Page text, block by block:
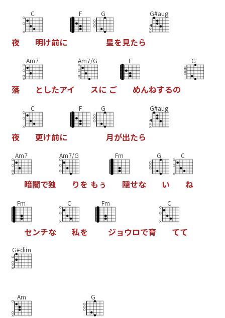
夜
C
明け前に
F G
星を見たら
G#aug
落
Am7
と したアイ
Am7/G
スに ご
F
めんねするの
G
夜
C
更け前に
F G
月が出たら
G#aug
Am7
暗闇で独
Am7/G
りを も ぅ
Fm
隠せな
G
い
C
ね
Fm
センチな
C
私を
Fm
ジョウロで育
C
てて
G#dim
Am G